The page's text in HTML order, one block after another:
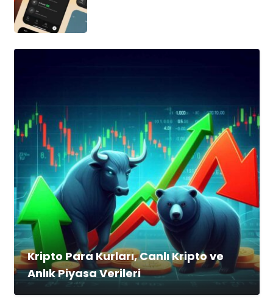
Kripto Para Kurları, Canlı Kripto ve
Anlık Piyasa Verileri